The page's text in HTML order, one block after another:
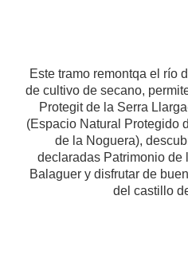
Este tramo remontqa el río
de cultivo de secano,
Protegit de la Serra
(Espacio Natural Protegido
de la Noguera),
declaradas Patrimonio de
Balaguer y disfrutar de
del castillo